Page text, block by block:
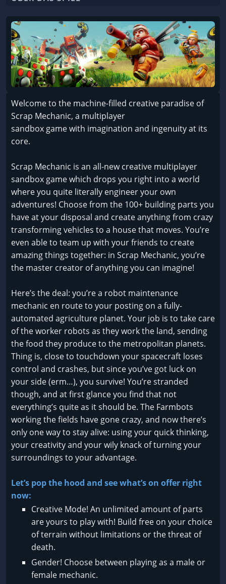
Welcome to the machine-filled creative paradise of
Scrap Mechanic, a multiplayer
sandbox game with imagination and ingenuity at its
core.
Scrap Mechanic is an all-new creative multiplayer
sandbox game which drops you right into a world
where you quite literally engineer your own
adventures! Choose from the 100+ building parts you
have at your disposal and create anything from crazy
transforming vehicles to a house that moves. You’re
even able to team up with your friends to create
amazing things together: in Scrap Mechanic, you’re
the master creator of anything you can imagine!
Here’s the deal: you’re a robot maintenance
mechanic en route to your posting on a fully-
automated agriculture planet. Your job is to take care
of the worker robots as they work the land, sending
the food they produce to the metropolitan planets.
Thing is, close to touchdown your spacecraft loses
control and crashes, but since you’ve got luck on
your side (erm…), you survive! You’re stranded
though, and at first glance you find that not
everything’s quite as it should be. The Farmbots
working the fields have gone crazy, and now there’s
only one way to stay alive: using your quick thinking,
your creativity and your wily knack of turning your
surroundings to your advantage.
Let’s pop the hood and see what’s on offer right
now:
Creative Mode! An unlimited amount of parts
are yours to play with! Build free on your choice
of terrain without limitations or the threat of
death.
Gender! Choose between playing as a male or
female mechanic.